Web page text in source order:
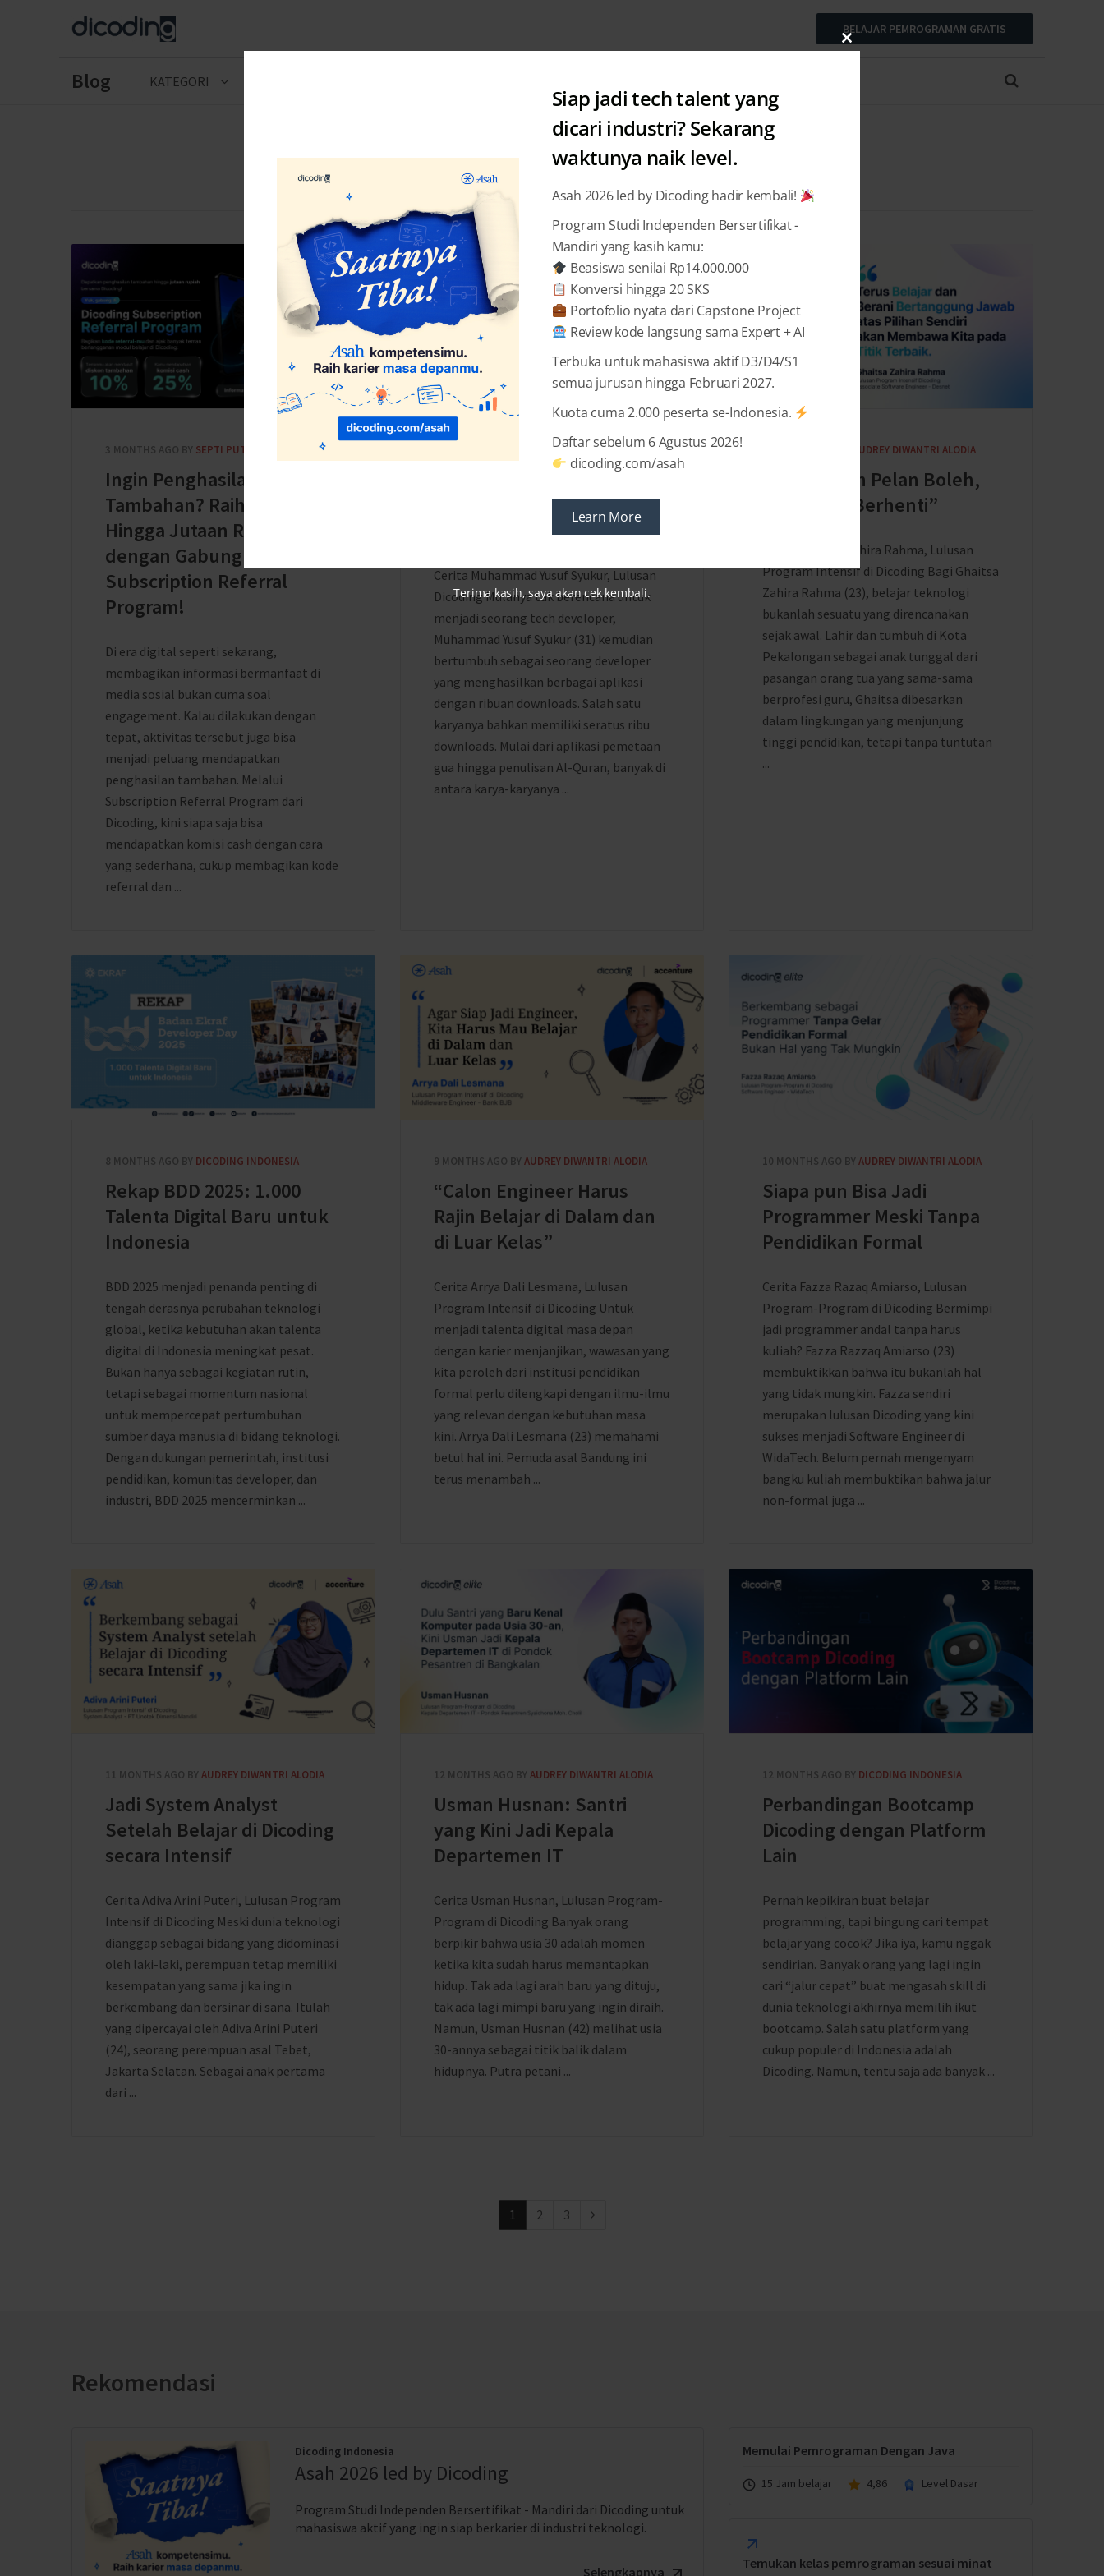
BELAJAR PEMROGRAMAN GRATIS
Blog KATEGORI
Category: Dicoding
3 MONTHS AGO BY SEPTI PUTRI HENDARTO
Ingin Penghasilan
Tambahan? Raih Komisi
Hingga Jutaan Rupiah
dengan Gabung Dicoding
Subscription Referral
Program!
Di era digital seperti sekarang,
membagikan informasi bermanfaat di
media sosial bukan cuma soal
engagement. Kalau dilakukan dengan
tepat, aktivitas tersebut juga bisa
menjadi peluang mendapatkan
penghasilan tambahan. Melalui
Subscription Referral Program dari
Dicoding, kini siapa saja bisa
mendapatkan komisi cash dengan cara
yang sederhana, cukup membagikan kode
referral dan ...
AUDREY DIWANTRI ALODIA
Hasilkan Aplikasi dengan
Ribuan Downloads setelah
Belajar di Dicoding
Cerita Muhammad Yusuf Syukur, Lulusan
Dicoding Mulanya tak berencana untuk
menjadi seorang tech developer,
Muhammad Yusuf Syukur (31) kemudian
bertumbuh sebagai seorang developer
yang menghasilkan berbagai aplikasi
dengan ribuan downloads. Salah satu
karyanya bahkan memiliki seratus ribu
downloads. Mulai dari aplikasi pemetaan
gua hingga penulisan Al-Quran, banyak di
antara karya-karyanya ...
AUDREY DIWANTRI ALODIA
“Melangkah Pelan Boleh,
asal Tidak Berhenti”
Cerita Ghaitsa Zahira Rahma, Lulusan
Program Intensif di Dicoding Bagi Ghaitsa
Zahira Rahma (23), belajar teknologi
bukanlah sesuatu yang direncanakan
sejak awal. Lahir dan tumbuh di Kota
Pekalongan sebagai anak tunggal dari
pasangan orang tua yang sama-sama
berprofesi guru, Ghaitsa dibesarkan
dalam lingkungan yang menjunjung
tinggi pendidikan, tetapi tanpa tuntutan
...
8 MONTHS AGO BY DICODING INDONESIA
Rekap BDD 2025: 1.000
Talenta Digital Baru untuk
Indonesia
BDD 2025 menjadi penanda penting di
tengah derasnya perubahan teknologi
global, ketika kebutuhan akan talenta
digital di Indonesia meningkat pesat.
Bukan hanya sebagai kegiatan rutin,
tetapi sebagai momentum nasional
untuk mempercepat pertumbuhan
sumber daya manusia di bidang teknologi.
Dengan dukungan pemerintah, institusi
pendidikan, komunitas developer, dan
industri, BDD 2025 mencerminkan ...
9 MONTHS AGO BY AUDREY DIWANTRI ALODIA
“Calon Engineer Harus
Rajin Belajar di Dalam dan
di Luar Kelas”
Cerita Arrya Dali Lesmana, Lulusan
Program Intensif di Dicoding Untuk
menjadi talenta digital masa depan
dengan karier menjanjikan, wawasan yang
kita peroleh dari institusi pendidikan
formal perlu dilengkapi dengan ilmu-ilmu
yang relevan dengan kebutuhan masa
kini. Arrya Dali Lesmana (23) memahami
betul hal ini. Pemuda asal Bandung ini
terus menambah ...
10 MONTHS AGO BY AUDREY DIWANTRI ALODIA
Siapa pun Bisa Jadi
Programmer Meski Tanpa
Pendidikan Formal
Cerita Fazza Razaq Amiarso, Lulusan
Program-Program di Dicoding Bermimpi
jadi programmer andal tanpa harus
kuliah? Fazza Razzaq Amiarso (23)
membuktikkan bahwa itu bukanlah hal
yang tidak mungkin. Fazza sendiri
merupakan lulusan Dicoding yang kini
sukses menjadi Software Engineer di
WidaTech. Belum pernah mengenyam
bangku kuliah membuktikan bahwa jalur
non-formal juga ...
11 MONTHS AGO BY AUDREY DIWANTRI ALODIA
Jadi System Analyst
Setelah Belajar di Dicoding
secara Intensif
Cerita Adiva Arini Puteri, Lulusan Program
Intensif di Dicoding Meski dunia teknologi
dianggap sebagai bidang yang didominasi
oleh laki-laki, perempuan tetap memiliki
kesempatan yang sama jika ingin
berkembang dan bersinar di sana. Itulah
yang dipercayai oleh Adiva Arini Puteri
(24), seorang perempuan asal Tebet,
Jakarta Selatan. Sebagai anak pertama
dari ...
12 MONTHS AGO BY AUDREY DIWANTRI ALODIA
Usman Husnan: Santri
yang Kini Jadi Kepala
Departemen IT
Cerita Usman Husnan, Lulusan Program-
Program di Dicoding Banyak orang
berpikir bahwa usia 30 adalah momen
ketika kita sudah harus memantapkan
hidup. Tak ada lagi arah baru yang dituju,
tak ada lagi mimpi baru yang ingin diraih.
Namun, Usman Husnan (42) melihat usia
30-annya sebagai titik balik dalam
hidupnya. Putra petani ...
12 MONTHS AGO BY DICODING INDONESIA
Perbandingan Bootcamp
Dicoding dengan Platform
Lain
Pernah kepikiran buat belajar
programming, tapi bingung cari tempat
belajar yang cocok? Jika iya, kamu nggak
sendirian. Banyak orang yang lagi ingin
cari “jalur cepat” buat mengasah skill di
dunia teknologi akhirnya memilih ikut
bootcamp. Salah satu platform yang
cukup populer di Indonesia adalah
Dicoding. Namun, tentu saja ada banyak ...
1 2 3
Rekomendasi
Dicoding Indonesia
Asah 2026 led by Dicoding
Program Studi Independen Bersertifikat - Mandiri dari Dicoding untuk
mahasiswa aktif yang ingin siap berkarier di industri teknologi.
Selengkapnya
Memulai Pemrograman Dengan Java
15 Jam belajar 4,86 Level Dasar
Temukan kelas pemrograman sesuai minat
Close
Siap jadi tech talent yang
dicari industri? Sekarang
waktunya naik level.
Asah 2026 led by Dicoding hadir kembali!
Program Studi Independen Bersertifikat -
Mandiri yang kasih kamu:
Beasiswa senilai Rp14.000.000
Konversi hingga 20 SKS
Portofolio nyata dari Capstone Project
Review kode langsung sama Expert + AI
Terbuka untuk mahasiswa aktif D3/D4/S1
semua jurusan hingga Februari 2027.
Kuota cuma 2.000 peserta se-Indonesia.
Daftar sebelum 6 Agustus 2026!
dicoding.com/asah
Learn More
Terima kasih, saya akan cek kembali.